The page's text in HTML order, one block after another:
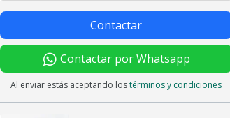
Contactar
Contactar por Whatsapp
Al enviar estás aceptando lostérminos y condiciones